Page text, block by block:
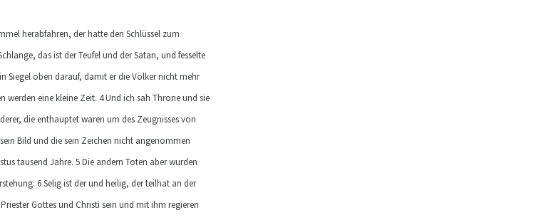
herabfahren, der hatte den Schlüssel zum
das ist der Teufel und der Satan, und fesselte
Siegel oben darauf, damit er die Völker nicht mehr
werden eine kleine Zeit. 4 Und ich sah Throne und sie
die enthauptet waren um des Zeugnisses von
Bild und die sein Zeichen nicht angenommen
tausend Jahre. 5 Die andern Toten aber wurden
6 Selig ist der und heilig, der teilhat an der
Gottes und Christi sein und mit ihm regieren